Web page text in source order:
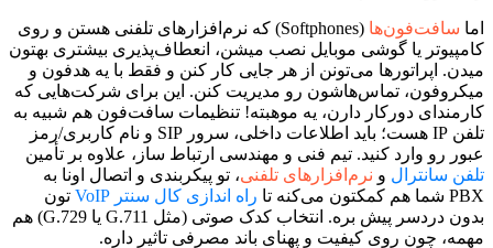
اما سافت‌فون‌ها
(Softphones) که نرم‌افزارهای تلفنی هستن و روی
کامپیوتر یا گوشی موبایل نصب میشن، انعطاف‌پذیری بیشتری بهتون
میدن. اپراتورها می‌تونن از هر جایی کار کنن و فقط با یه هدفون و
میکروفون، تماس‌هاشون رو مدیریت کنن. این برای شرکت‌هایی که
کارمندای دورکار دارن، یه موهبته! تنظیمات سافت‌فون هم شبیه به
تلفن IP هست؛ باید اطلاعات داخلی، سرور SIP و نام کاربری/رمز
عبور رو وارد کنید. تیم فنی و مهندسی ارتباط ساز، علاوه بر تأمین
تلفن سانترال و نرم‌افزارهای تلفنی، تو پیکربندی و اتصال اونا به
PBX شما هم کمکتون می‌کنه تا
راه اندازی کال سنتر VoIP
تون
بدون دردسر پیش بره. انتخاب کدک صوتی (مثل G.711 یا G.729) هم
مهمه، چون روی کیفیت و پهنای باند مصرفی تاثیر داره.